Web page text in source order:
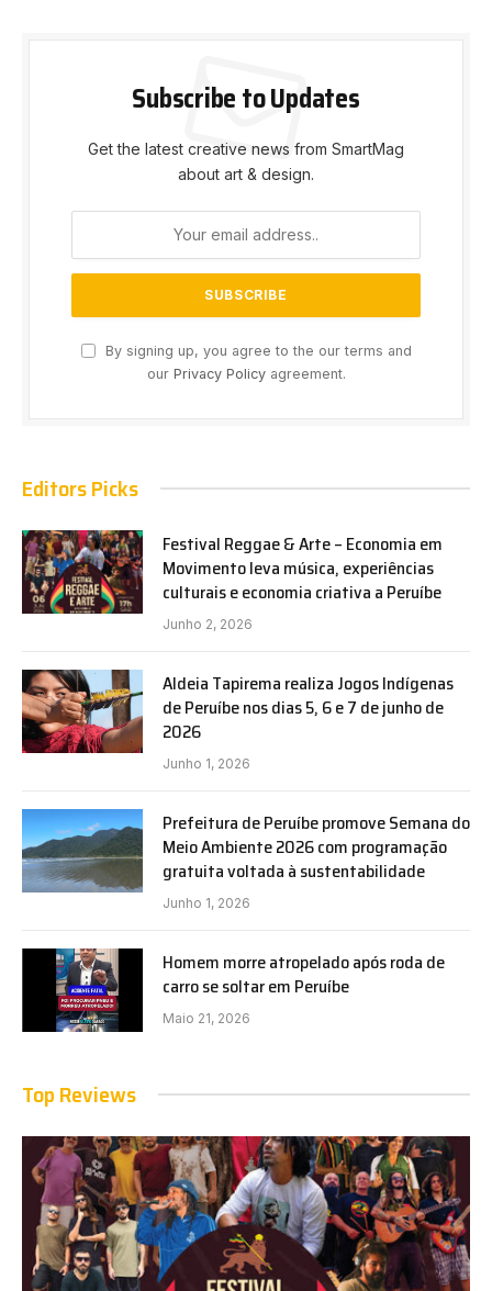
Subscribe to Updates
Get the latest creative news from SmartMag
about art & design.
By signing up, you agree to the our terms and
our Privacy Policyagreement.
Editors Picks
Festival Reggae & Arte – Economia em
Movimento leva música, experiências
culturais e economia criativa a Peruíbe
Junho 2, 2026
Aldeia Tapirema realiza Jogos Indígenas
de Peruíbe nos dias 5, 6 e 7 de junho de
2026
Junho 1, 2026
Prefeitura de Peruíbe promove Semana do
Meio Ambiente 2026 com programação
gratuita voltada à sustentabilidade
Junho 1, 2026
Homem morre atropelado após roda de
carro se soltar em Peruíbe
Maio 21, 2026
Top Reviews